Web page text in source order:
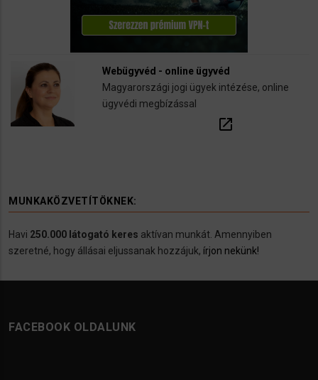
Webügyvéd - online ügyvéd
Magyarországi jogi ügyek intézése, online
ügyvédi megbízással
open_in_new
MUNKAKÖZVETÍTÖKNEK:
Havi 250.000 látogató keres aktívan munkát. Amennyiben
szeretné, hogy állásai eljussanak hozzájuk, írjon nekünk!
FACEBOOK OLDALUNK